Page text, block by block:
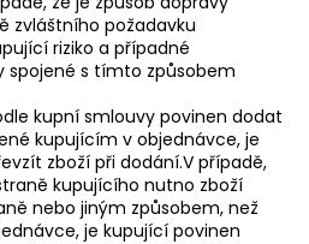
zvláštního požadavku
riziko a případné
spojené s tímto způsobem
kupní smlouvy povinen dodat
kupujícím v objednávce, je
zboží při dodání.V případě,
kupujícího nutno zboží
nebo jiným způsobem, než
je kupující povinen